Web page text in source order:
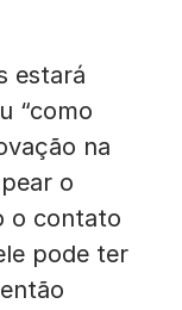
estará
“como
na
o
o contato
pode ter